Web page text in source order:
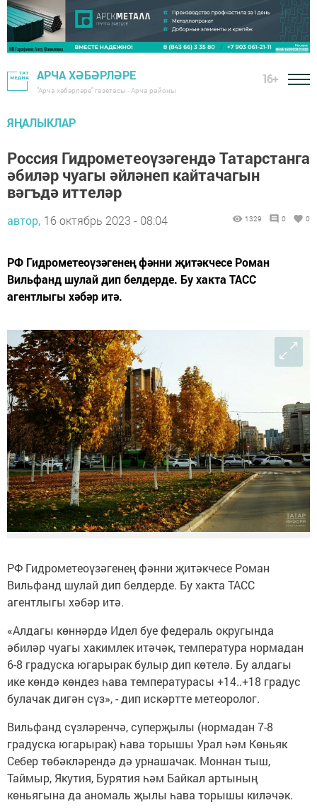
АРЧА ХӘБӘРЛӘРЕ
"Арча хәбәрләре" газетасы - Арча районы
16+
ЯҢАЛЫКЛАР
Россия Гидрометеоүзәгендә Татарстанга
әбиләр чуагы әйләнеп кайтачагын
вәгъдә иттеләр
автор, 16 октябрь 2023 - 08:04 1329 0 0
РФ Гидрометеоүзәгенең фәнни җитәкчесе Роман
Вильфанд шулай дип белдерде. Бу хакта ТАСС
агентлыгы хәбәр итә.
РФ Гидрометеоүзәгенең фәнни җитәкчесе Роман
Вильфанд шулай дип белдерде. Бу хакта ТАСС
агентлыгы хәбәр итә.
«Алдагы көннәрдә Идел буе федераль округында
әбиләр чуагы хакимлек итәчәк, температура нормадан
6-8 градуска югарырак булыр дип көтелә. Бу алдагы
ике көндә көндез һава температурасы +14..+18 градус
булачак дигән сүз», - дип искәртте метеоролог.
Вильфанд сүзләренчә, суперҗылы (нормадан 7-8
градуска югарырак) һава торышы Урал һәм Көньяк
Себер төбәкләрендә дә урнашачак. Моннан тыш,
Таймыр, Якутия, Бурятия һәм Байкал артының
көньягына да аномаль җылы һава торышы киләчәк.